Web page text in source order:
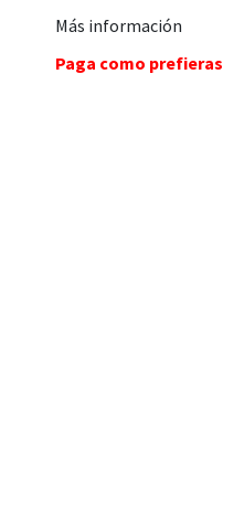
Más información
Paga como prefieras